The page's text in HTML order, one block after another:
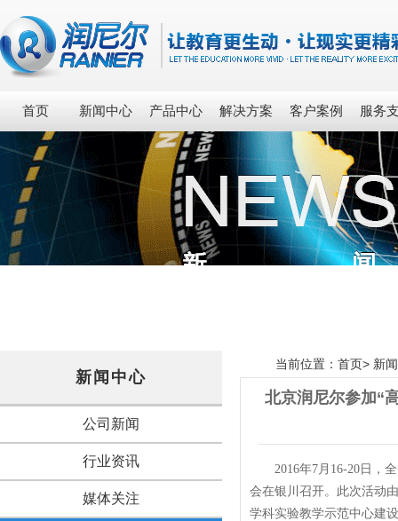
首页 新闻中心 产品中心 解决方案 客户案例 服务
新闻中心
公司新闻
行业资讯
媒体关注
当前位置： 首页> 新
北京润尼尔参加“
2016年7月16-20日，
会在银川召开。此次活动
学科实验教学示范中心建